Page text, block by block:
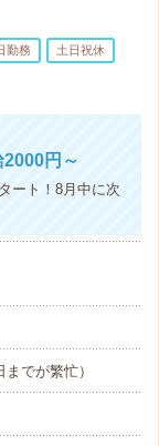
勤務 土日祝休
円～
ート！8月中に次
でが繁忙）